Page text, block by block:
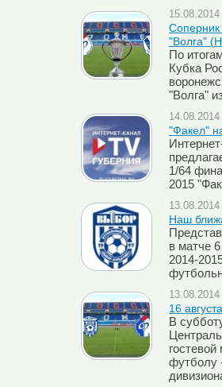
"Волга"
По
Кубка
"Волга"
"Факел"
1/64
2015
Наш
в матче
2014-
16
В
футболу